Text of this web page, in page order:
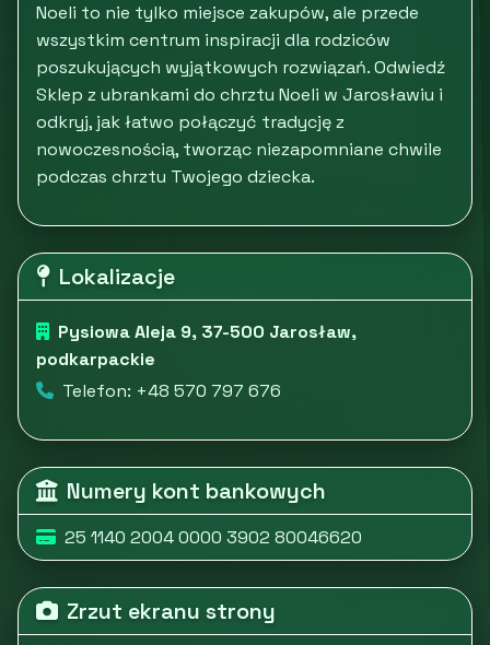
Noeli to nie tylko miejsce zakupów, ale przede
wszystkim centrum inspiracji dla rodziców
poszukujących wyjątkowych rozwiązań. Odwiedź
Sklep z ubrankami do chrztu Noeli w Jarosławiu i
odkryj, jak łatwo połączyć tradycję z
nowoczesnością, tworząc niezapomniane chwile
podczas chrztu Twojego dziecka.
Lokalizacje
Pysiowa Aleja 9, 37-500 Jarosław,
podkarpackie
Telefon: +48 570 797 676
Numery kont bankowych
25 1140 2004 0000 3902 80046620
Zrzut ekranu strony